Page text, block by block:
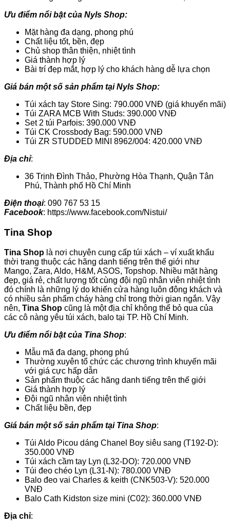
Ưu điểm nổi bật của Nyls Shop:
Mặt hàng đa dạng, phong phú
Chất liệu tốt, bền, đẹp
Chủ shop thân thiện, nhiệt tình
Giá thành hợp lý
Bài trí đẹp mắt, hợp lý cho khách hàng dễ lựa chọn
Giá bán một số sản phẩm tại Nyls Shop:
Túi xách tay Store Sing: 790.000 VNĐ (giá khuyến mãi)
Túi ZARA MCB With Studs: 390.000 VNĐ
Set 2 túi Parfois: 390.000 VNĐ
Túi CK Crossbody Bag: 590.000 VNĐ
Túi ZR STUDDED MINI 8962/004: 420.000 VNĐ
Địa chỉ:
36 Trịnh Đình Thảo, Phường Hòa Thạnh, Quận Tân
Phú, Thành phố Hồ Chí Minh
Điện thoại: 090 767 53 15
Facebook: https://www.facebook.com/Nistui/
Tina Shop
Tina Shop là nơi chuyên cung cấp túi xách – ví xuất khẩu
thời trang thuộc các hãng danh tiếng trên thế giới như
Mango, Zara, Aldo, H&M, ASOS, Topshop. Nhiều mặt hàng
đẹp, giá rẻ, chất lượng tốt cùng đội ngũ nhân viên nhiệt tình
đó chính là những lý do khiến cửa hàng luôn đông khách và
có nhiều sản phẩm cháy hàng chỉ trong thời gian ngắn. Vậy
nên, Tina Shop cũng là một địa chỉ không thể bỏ qua của
các cô nàng yêu túi xách, balo tại TP. Hồ Chí Minh.
Ưu điểm nổi bật của Tina Shop:
Mẫu mã đa dạng, phong phú
Thường xuyên tổ chức các chương trình khuyến mãi
với giá cực hấp dẫn
Sản phẩm thuộc các hãng danh tiếng trên thế giới
Giá thành hợp lý
Đội ngũ nhân viên nhiệt tình
Chất liệu bền, đẹp
Giá bán một số sản phẩm tại Tina Shop:
Túi Aldo Picou dáng Chanel Boy siêu sang (T192-D):
350.000 VNĐ
Túi xách cầm tay Lyn (L32-DO): 720.000 VNĐ
Túi đeo chéo Lyn (L31-N): 780.000 VNĐ
Balo đeo vai Charles & keith (CNK503-V): 520.000
VNĐ
Balo Cath Kidston size mini (C02): 360.000 VNĐ
Địa chỉ: